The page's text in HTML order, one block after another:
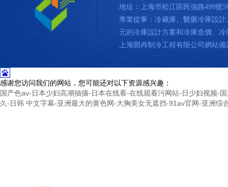
地址：上海市松江區民強路499號5
專業從事：冷藏庫、醫藥冷庫設
元的冷庫設計方案和冷庫造價、
上海開冉制冷工程有限公司網站備
感谢您访问我们的网站，您可能还对以下资源感兴趣：
国产色av-日本少妇高潮抽搐-日本在线看-在线观看污网站-日少妇视频-
久-日韩 中文字幕-亚洲最大的黄色网-大胸美女无遮挡-91av官网-亚洲